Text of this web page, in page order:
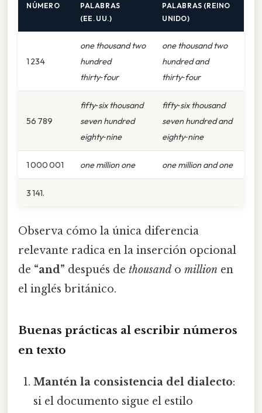
NÚMERO
PALABRAS
(EE. UU.)
PALABRAS (REINO
UNIDO)
1 234
one thousand two
hundred
thirty‑four
one thousand two
hundred and
thirty‑four
56 789
fifty‑six thousand
seven hundred
eighty‑nine
fifty‑six thousand
seven hundred and
eighty‑nine
1 000 001 one million one one million and one
3 141.
Observa cómo la única diferencia
relevante radica en la inserción opcional
de “and” después de thousand o million en
el inglés británico.
Buenas prácticas al escribir números
en texto
Mantén la consistencia del dialecto:
si el documento sigue el estilo